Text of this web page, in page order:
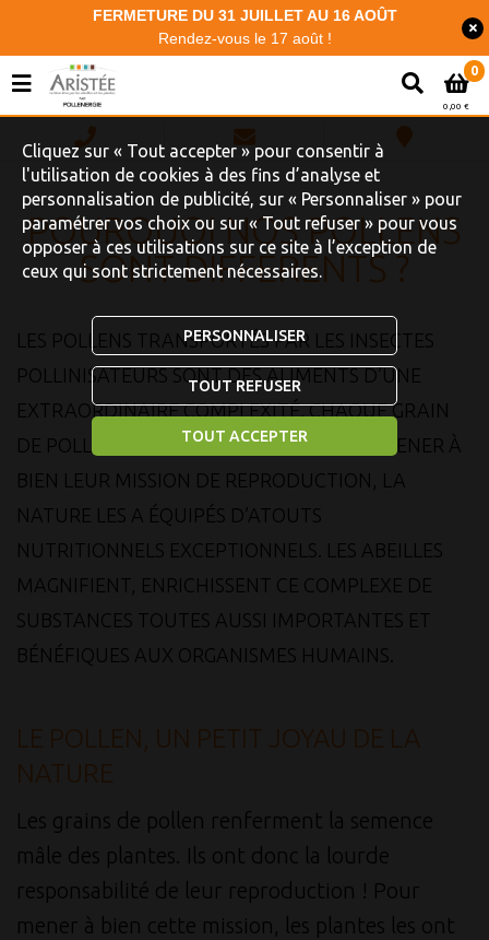
FERMETURE DU 31 JUILLET AU 16 AOÛT
Rendez-vous le 17 août !
0
0,00 €
POURQUOI NOS POLLENS
SONT DIFFÉRENTS ?
LES POLLENS TRANSPORTÉS PAR LES INSECTES
POLLINISATEURS SONT DES ALIMENTS D’UNE
EXTRAORDINAIRE COMPLEXITÉ. CHAQUE GRAIN
DE POLLEN EST PORTEUR DE VIE ! POUR MENER À
BIEN LEUR MISSION DE REPRODUCTION, LA
NATURE LES A ÉQUIPÉS D’ATOUTS
NUTRITIONNELS EXCEPTIONNELS. LES ABEILLES
MAGNIFIENT, ENRICHISSENT CE COMPLEXE DE
SUBSTANCES TOUTES AUSSI IMPORTANTES ET
BÉNÉFIQUES AUX ORGANISMES HUMAINS.
LE POLLEN, UN PETIT JOYAU DE LA
NATURE
Les grains de pollen renferment la semence
mâle des plantes. Ils ont donc la lourde
responsabilité de leur reproduction ! Pour
mener à bien cette mission, les plantes les ont
Cliquez sur « Tout accepter » pour consentir à
l'utilisation de cookies à des fins d’analyse et
personnalisation de publicité, sur « Personnaliser » pour
paramétrer vos choix ou sur « Tout refuser » pour vous
opposer à ces utilisations sur ce site à l’exception de
ceux qui sont strictement nécessaires.
PERSONNALISER
TOUT REFUSER
TOUT ACCEPTER